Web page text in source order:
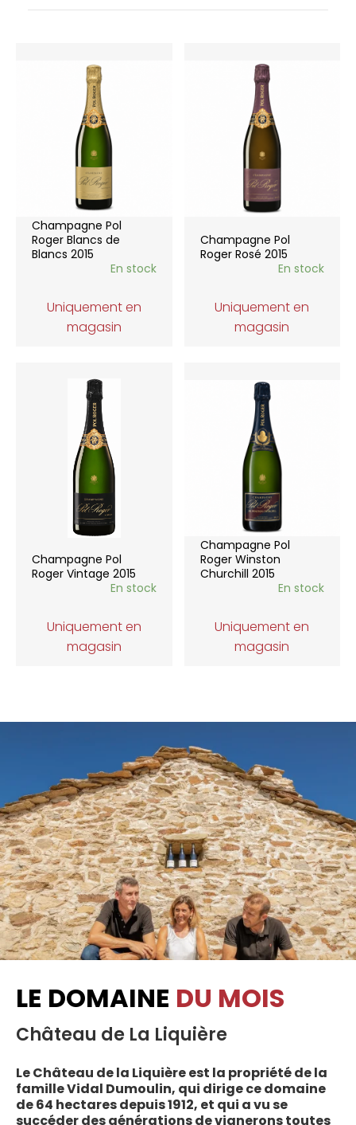
Champagne Pol
Roger Blancs de
Blancs 2015
En stock
Uniquement en
magasin
Champagne Pol
Roger Rosé 2015
En stock
Uniquement en
magasin
Champagne Pol
Roger Vintage 2015
En stock
Uniquement en
magasin
Champagne Pol
Roger Winston
Churchill 2015
En stock
Uniquement en
magasin
LE DOMAINE DU MOIS
Château de La Liquière
Le Château de la Liquière est la propriété de la
famille Vidal Dumoulin, qui dirige ce domaine
de 64 hectares depuis 1912, et qui a vu se
succéder des générations de vignerons toutes